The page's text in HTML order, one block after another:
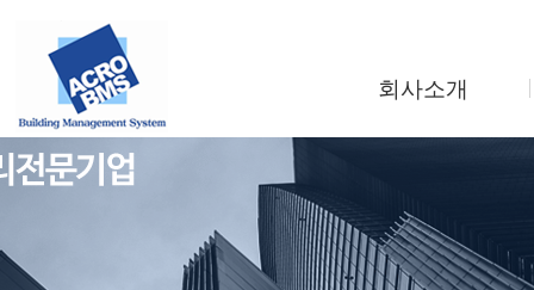
회사소개
조직도
사업소개